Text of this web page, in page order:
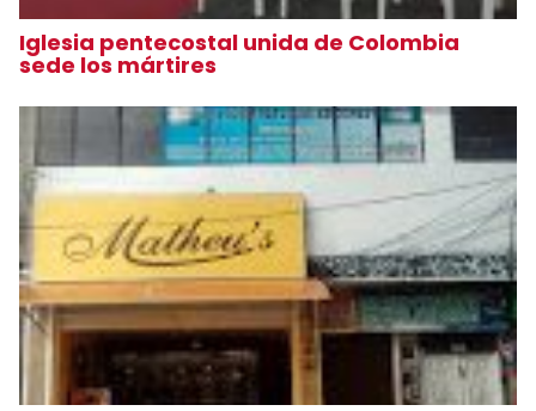
Iglesia pentecostal unida de Colombia
sede los mártires